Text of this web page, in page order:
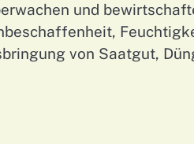
und
von Saatgut,